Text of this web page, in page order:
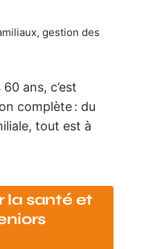
gestion des
ans, c’est
complète : du
tout est à
la santé et